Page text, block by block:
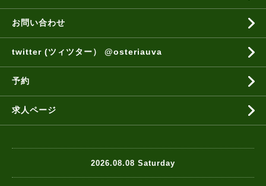
お問い合わせ
twitter (ツィツター） @osteriauva
予約
求人ページ
2026.08.08 Saturday